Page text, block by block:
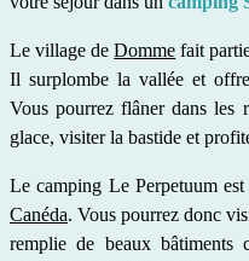
Le village deDomme fait
Il surplombe la vallée et
Vous pourrez flâner dans les
glace, visiter la bastide et
Le camping Le Perpetuum
Canéda. Vous pourrez donc
remplie de beaux bâtiments